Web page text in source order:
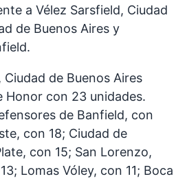
a Vélez Sarsfield, Ciudad
de Buenos Aires y
de Buenos Aires
Honor con 23 unidades.
de Banfield, con
con 18; Ciudad de
con 15; San Lorenzo,
Lomas Vóley, con 11; Boca